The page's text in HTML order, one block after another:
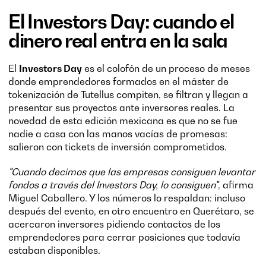
El Investors Day: cuando el
dinero real entra en la sala
El Investors Day es el colofón de un proceso de meses
donde emprendedores formados en el máster de
tokenización de Tutellus compiten, se filtran y llegan a
presentar sus proyectos ante inversores reales. La
novedad de esta edición mexicana es que no se fue
nadie a casa con las manos vacías de promesas:
salieron con tickets de inversión comprometidos.
"Cuando decimos que las empresas consiguen levantar
fondos a través del Investors Day, lo consiguen", afirma
Miguel Caballero. Y los números lo respaldan: incluso
después del evento, en otro encuentro en Querétaro, se
acercaron inversores pidiendo contactos de los
emprendedores para cerrar posiciones que todavía
estaban disponibles.